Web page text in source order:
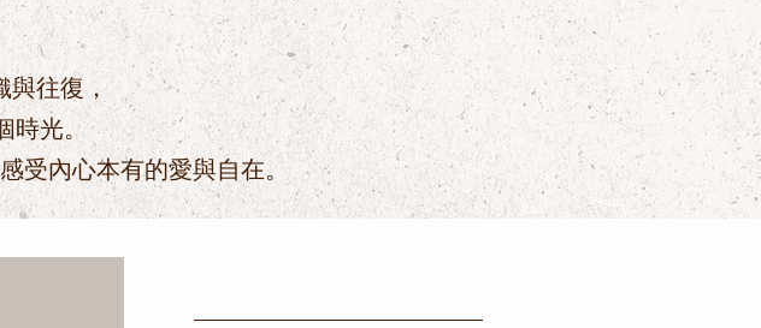
與往復，
時光。
受內心本有的愛與自在。